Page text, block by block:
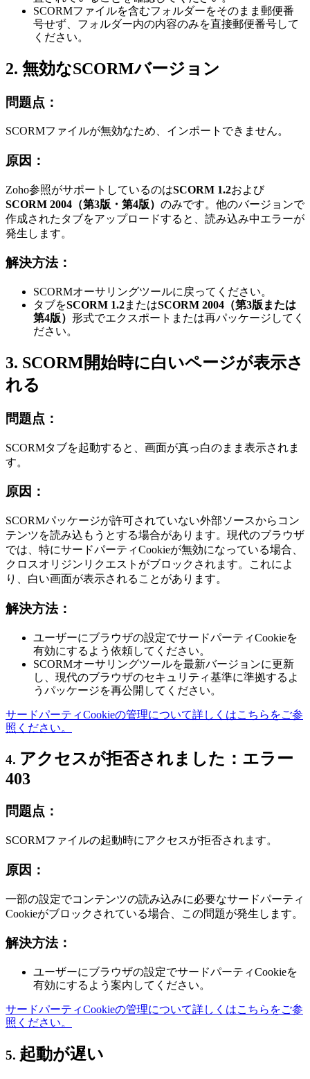
SCORMファイルを含むフォルダーをそのまま郵便番
号せず、フォルダー内の内容のみを直接郵便番号して
ください。
2. 無効なSCORMバージョン
問題点：
SCORMファイルが無効なため、インポートできません。
原因：
Zoho参照がサポートしているのはSCORM 1.2および
SCORM 2004（第3版・第4版） のみです。他のバージョンで
作成されたタブをアップロードすると、読み込み中エラーが
発生します。
解決方法：
SCORMオーサリングツールに戻ってください。
タブをSCORM 1.2またはSCORM 2004（第3版または
第4版） 形式でエクスポートまたは再パッケージしてく
ださい。
3. SCORM開始時に白いページが表示さ
れる
問題点：
SCORMタブを起動すると、画面が真っ白のまま表示されま
す。
原因：
SCORMパッケージが許可されていない外部ソースからコン
テンツを読み込もうとする場合があります。現代のブラウザ
では、特にサードパーティCookieが無効になっている場合、
クロスオリジンリクエストがブロックされます。これによ
り、白い画面が表示されることがあります。
解決方法：
ユーザーにブラウザの設定でサードパーティCookieを
有効にするよう依頼してください。
SCORMオーサリングツールを最新バージョンに更新
し、現代のブラウザのセキュリティ基準に準拠するよ
うパッケージを再公開してください。
サードパーティCookieの管理について詳しくはこちらをご参
照ください。
4. アクセスが拒否されました：エラー
403
問題点：
SCORMファイルの起動時にアクセスが拒否されます。
原因：
一部の設定でコンテンツの読み込みに必要なサードパーティ
Cookieがブロックされている場合、この問題が発生します。
解決方法：
ユーザーにブラウザの設定でサードパーティCookieを
有効にするよう案内してください。
サードパーティCookieの管理について詳しくはこちらをご参
照ください。
5. 起動が遅い